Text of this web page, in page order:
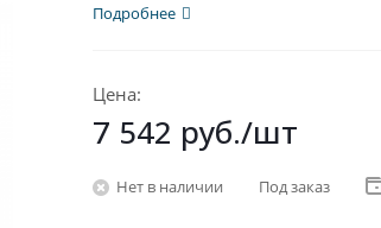
Подробнее
Цена:
7 542 руб./шт
Нет в наличии Под заказ